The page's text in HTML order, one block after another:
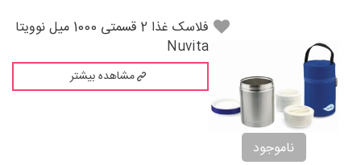
ناموجود
فلاسک غذا 2 قسمتی 1000 میل نوویتا
Nuvita
مشاهده بیشتر